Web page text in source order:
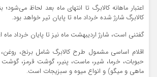
اعتبار ماهانه کالابرگ تا انتهای ماه بعد لحاظ می‌شود؛
کالابرگ شارژ شده خرداد ماه تا پایان تیر خواهد بود.
گفتنی است، شارژ اردیبهشت ماه نیز تا پایان خرداد ماه
اقلام اساسی مشمول طرح کالابرگ شامل برنج، روغن،
حبوبات، خرما، شیر، ماست، پنیر، گوشت قرمز،
ماهی و میگو) و انواع میوه و سبزیجات است.